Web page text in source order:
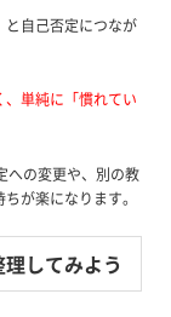
自己否定につなが
単純に「慣れてい
への変更や、別の教
が楽になります。
してみよう